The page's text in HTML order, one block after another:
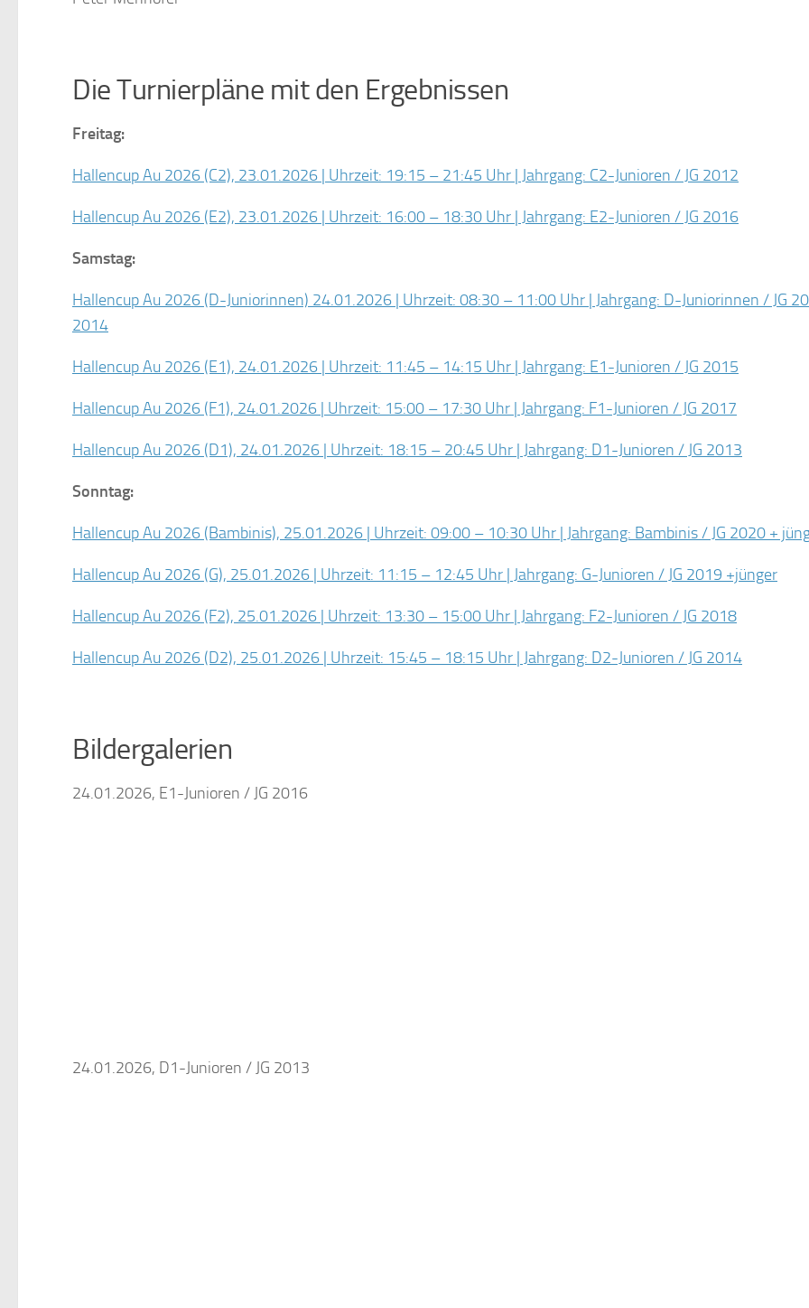
Die Turnierpläne mit den Ergebnissen
Freitag:
Hallencup Au 2026 (C2), 23.01.2026 | Uhrzeit: 19:15 – 21:45 Uhr | Jahrgang: C2-Junioren / JG 2012
Hallencup Au 2026 (E2), 23.01.2026 | Uhrzeit: 16:00 – 18:30 Uhr | Jahrgang: E2-Junioren / JG 2016
Samstag:
Hallencup Au 2026 (D-Juniorinnen) 24.01.2026 | Uhrzeit: 08:30 – 11:00 Uhr | Jahrgang: D-Juniorinnen / JG
2014
Hallencup Au 2026 (E1), 24.01.2026 | Uhrzeit: 11:45 – 14:15 Uhr | Jahrgang: E1-Junioren / JG 2015
Hallencup Au 2026 (F1), 24.01.2026 | Uhrzeit: 15:00 – 17:30 Uhr | Jahrgang: F1-Junioren / JG 2017
Hallencup Au 2026 (D1), 24.01.2026 | Uhrzeit: 18:15 – 20:45 Uhr | Jahrgang: D1-Junioren / JG 2013
Sonntag:
Hallencup Au 2026 (Bambinis), 25.01.2026 | Uhrzeit: 09:00 – 10:30 Uhr | Jahrgang: Bambinis / JG 2020 +
Hallencup Au 2026 (G), 25.01.2026 | Uhrzeit: 11:15 – 12:45 Uhr | Jahrgang: G-Junioren / JG 2019 +jünger
Hallencup Au 2026 (F2), 25.01.2026 | Uhrzeit: 13:30 – 15:00 Uhr | Jahrgang: F2-Junioren / JG 2018
Hallencup Au 2026 (D2), 25.01.2026 | Uhrzeit: 15:45 – 18:15 Uhr | Jahrgang: D2-Junioren / JG 2014
Bildergalerien
24.01.2026, E1-Junioren / JG 2016
24.01.2026, D1-Junioren / JG 2013